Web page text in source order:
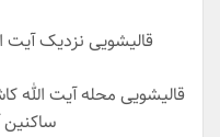
قالیشویی نزدیک آیت
قالیشویی محله آیت الله
ساکنین